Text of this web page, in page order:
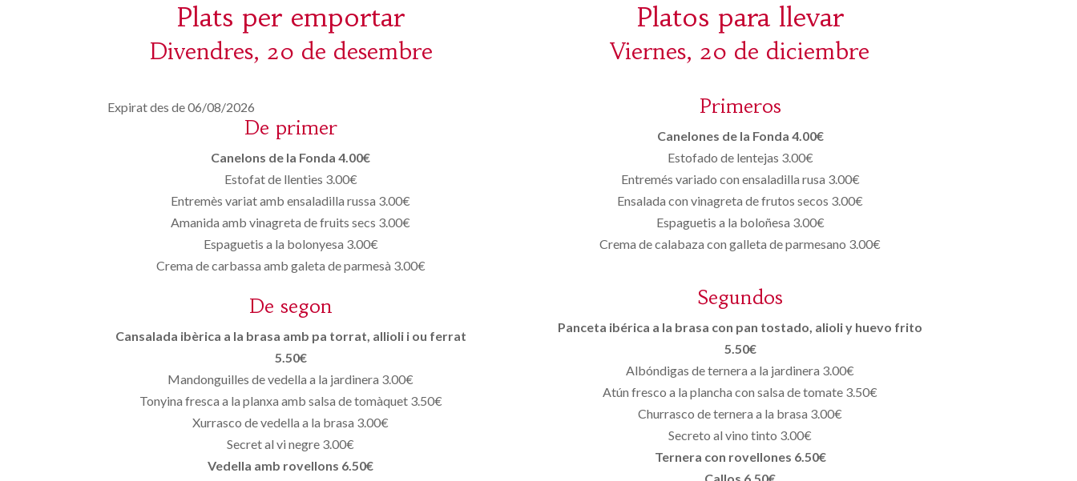
Plats per emportar
Divendres, 20 de desembre
Expirat des de 06/08/2026
De primer
Canelons de la Fonda 4.00€
Estofat de llenties 3.00€
Entremès variat amb ensaladilla russa 3.00€
Amanida amb vinagreta de fruits secs 3.00€
Espaguetis a la bolonyesa 3.00€
Crema de carbassa amb galeta de parmesà 3.00€
De segon
Cansalada ibèrica a la brasa amb pa torrat, allioli i ou ferrat
5.50€
Mandonguilles de vedella a la jardinera 3.00€
Tonyina fresca a la planxa amb salsa de tomàquet 3.50€
Xurrasco de vedella a la brasa 3.00€
Secret al vi negre 3.00€
Vedella amb rovellons 6.50€
Platos para llevar
Viernes, 20 de diciembre
Primeros
Canelones de la Fonda 4.00€
Estofado de lentejas 3.00€
Entremés variado con ensaladilla rusa 3.00€
Ensalada con vinagreta de frutos secos 3.00€
Espaguetis a la boloñesa 3.00€
Crema de calabaza con galleta de parmesano 3.00€
Segundos
Panceta ibérica a la brasa con pan tostado, alioli y huevo frito
5.50€
Albóndigas de ternera a la jardinera 3.00€
Atún fresco a la plancha con salsa de tomate 3.50€
Churrasco de ternera a la brasa 3.00€
Secreto al vino tinto 3.00€
Ternera con rovellones 6.50€